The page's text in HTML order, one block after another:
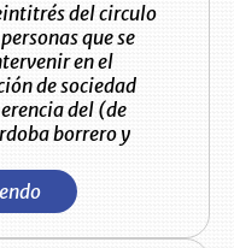
del circulo
que se
en el
de sociedad
del (de
borrero y